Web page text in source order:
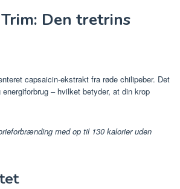
Den tretrins
capsaicin-ekstrakt fra røde chilipeber. Det
– hvilket betyder, at din krop
med op til 130 kalorier uden